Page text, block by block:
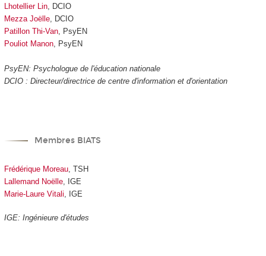
Lhotellier Lin, DCIO
Mezza Joëlle, DCIO
Patillon Thi-Van, PsyEN
Pouliot Manon, PsyEN
PsyEN: Psychologue de l'éducation nationale
DCIO : Directeur/directrice de centre d'information et d'orientation
Membres BIATS
Frédérique Moreau, TSH
Lallemand Noëlle, IGE
Marie-Laure Vitali , IGE
IGE: Ingénieure d'études